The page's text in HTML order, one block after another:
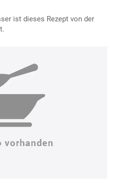
ist dieses Rezept von der